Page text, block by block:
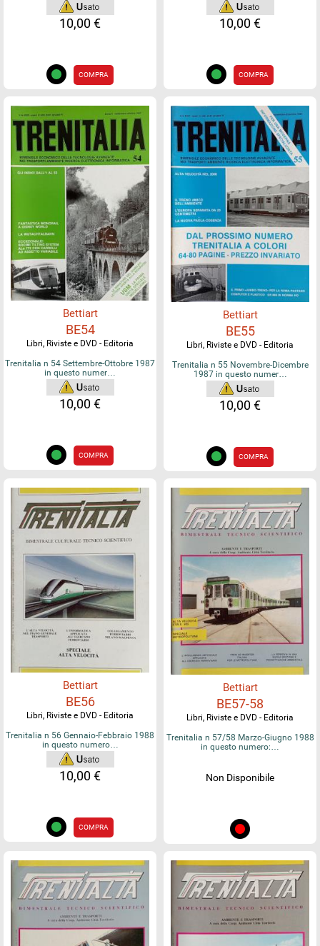
10,00 €
COMPRA
10,00 €
COMPRA
Bettiart
BE54
Libri, Riviste e DVD - Editoria
Trenitalia n 54 Settembre-Ottobre 1987
in questo numer…
10,00 €
COMPRA
Bettiart
BE55
Libri, Riviste e DVD - Editoria
Trenitalia n 55 Novembre-Dicembre
1987 in questo numer…
10,00 €
COMPRA
Bettiart
BE56
Libri, Riviste e DVD - Editoria
Trenitalia n 56 Gennaio-Febbraio 1988
in questo numero…
10,00 €
COMPRA
Bettiart
BE57-58
Libri, Riviste e DVD - Editoria
Trenitalia n 57/58 Marzo-Giugno 1988
in questo numero:…
Non Disponibile